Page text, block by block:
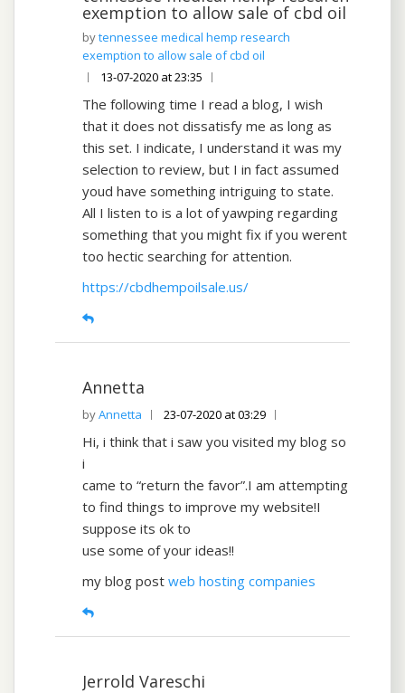
exemption to allow sale of cbd oil
tennessee medical hemp research
exemption to allow sale of cbd oil
13-07-2020 at 23:35
The following time I read a blog, I wish
that it does not dissatisfy me as long as
this set. I indicate, I understand it was my
selection to review, but I in fact assumed
youd have something intriguing to state.
All I listen to is a lot of yawping regarding
something that you might fix if you werent
too hectic searching for attention.
https://cbdhempoilsale.us/
Annetta
Annetta 23-07-2020 at 03:29
Hi, i think that i saw you visited my blog so
i
came to “return the favor”.I am attempting
to find things to improve my website!I
suppose its ok to
use some of your ideas!!
my blog post web hosting companies
Jerrold Vareschi